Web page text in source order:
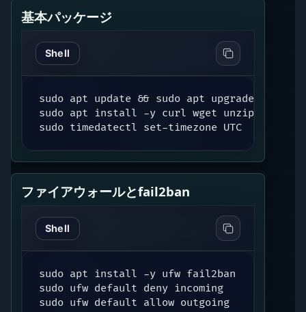
基本パッケージ
Shell
sudo apt update && sudo apt upgrade -y
sudo apt install -y curl wget unzip apt-
sudo timedatectl set-timezone UTC
ファイアウォールとfail2ban
Shell
sudo apt install -y ufw fail2ban
sudo ufw default deny incoming
sudo ufw default allow outgoing